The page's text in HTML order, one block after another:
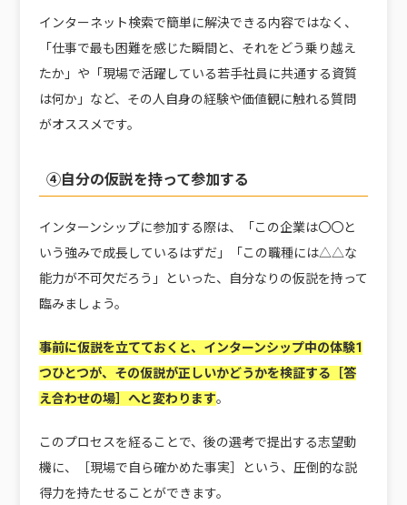
インターネット検索で簡単に解決できる内容ではなく、
「仕事で最も困難を感じた瞬間と、それをどう乗り越え
たか」や「現場で活躍している若手社員に共通する資質
は何か」など、その人自身の経験や価値観に触れる質問
がオススメです。
④自分の仮説を持って参加する
インターンシップに参加する際は、「この企業は〇〇と
いう強みで成長しているはずだ」「この職種には△△な
能力が不可欠だろう」といった、自分なりの仮説を持って
臨みましょう。
事前に仮説を立てておくと、インターンシップ中の体験1
つひとつが、その仮説が正しいかどうかを検証する［答
え合わせの場］へと変わります。
このプロセスを経ることで、後の選考で提出する志望動
機に、［現場で自ら確かめた事実］という、圧倒的な説
得力を持たせることができます。